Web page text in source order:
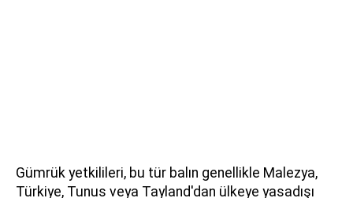
Gümrük yetkilileri, bu tür balın genellikle Malezya,
Türkiye, Tunus veya Tayland'dan ülkeye yasadışı